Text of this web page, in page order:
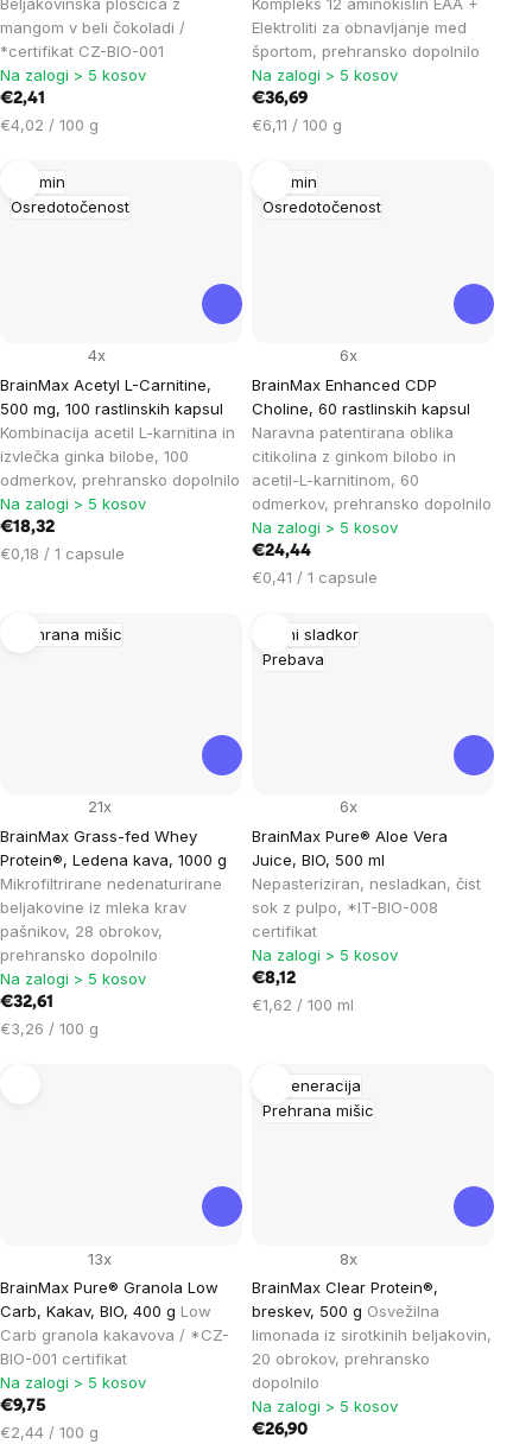
Beljakovinska ploščica z
mangom v beli čokoladi /
*certifikat CZ-BIO-001
Na zalogi > 5 kosov
€2,41
Cena
enoto:
€4,02 / 100 g
Kompleks 12 aminokislin EAA +
Elektroliti za obnavljanje med
športom, prehransko dopolnilo
Na zalogi > 5 kosov
€36,69
Cena
enoto:
€6,11 / 100 g
Spomin
Osredotočenost
BrainMax Acetyl L-Carnitine,
500 mg, 100 rastlinskih kapsul
Kombinacija acetil L-karnitina in
izvlečka ginka bilobe, 100
odmerkov, prehransko dopolnilo
4x
Na zalogi > 5 kosov
€18,32
Cena
€0,18 / 1 capsule
Spomin
Osredotočenost
BrainMax Enhanced CDP
Choline, 60 rastlinskih kapsul
Naravna patentirana oblika
citikolina z ginkom bilobo in
acetil-L-karnitinom, 60
odmerkov, prehransko dopolnilo
6x
Na zalogi > 5 kosov
€24,44
Cena
enoto:
€0,41 / 1 capsule
Prehrana mišic
BrainMax Grass-fed Whey
Protein®, Ledena kava, 1000 g
Mikrofiltrirane nedenaturirane
beljakovine iz mleka krav
pašnikov, 28 obrokov,
prehransko dopolnilo
21x
Na zalogi > 5 kosov
€32,61
Cena
€3,26 / 100 g
Krvni sladkor
Prebava
BrainMax Pure® Aloe Vera
Juice, BIO, 500 ml
Nepasteriziran, nesladkan, čist
sok z pulpo, *IT-BIO-008
certifikat
6x
Na zalogi > 5 kosov
€8,12
Cena
€1,62 / 100 ml
BrainMax Pure® Granola Low
Carb, Kakav, BIO, 400 g Low
Carb granola kakavova / *CZ-
BIO-001 certifikat
13x
Na zalogi > 5 kosov
€9,75
Cena
€2,44 / 100 g
Regeneracija
Prehrana mišic
BrainMax Clear Protein®,
breskev, 500 g Osvežilna
limonada iz sirotkinih beljakovin,
20 obrokov, prehransko
dopolnilo
8x
Na zalogi > 5 kosov
€26,90